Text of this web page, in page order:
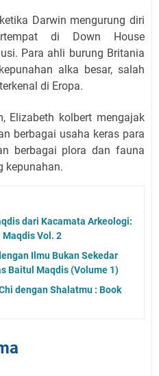
Darwin mengurung diri
di Down House
Para ahli burung Britania
alka besar, salah
di Eropa.
Elizabeth kolbert mengajak
berbagai usaha keras para
berbagai plora dan fauna
kepunahan.
dari Kacamata Arkeologi:
Maqdis Vol. 2
Ilmu Bukan Sekedar
Baitul Maqdis (Volume 1)
dengan Shalatmu : Book